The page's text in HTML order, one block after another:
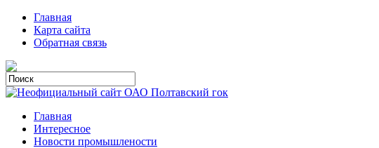
Главная
Карта сайта
Обратная связь
Главная
Интересное
Новости промышлености